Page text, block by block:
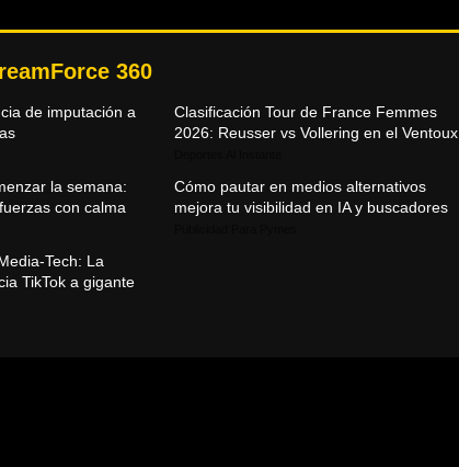
360
de imputación a
Clasificación Tour de France Femmes
2026: Reusser vs Vollering en el Ventoux
la semana:
con calma
Cómo pautar en medios alternativos
mejora tu visibilidad en IA y buscadores
Tech: La
TikTok a gigante